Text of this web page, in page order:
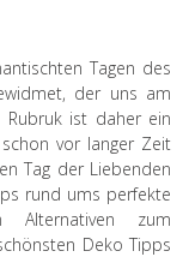
Tagen des
der uns am
Rubruk ist daher ein
vor langer Zeit
Tag der Liebenden
rund ums perfekte
Alternativen zum
Deko Tipps